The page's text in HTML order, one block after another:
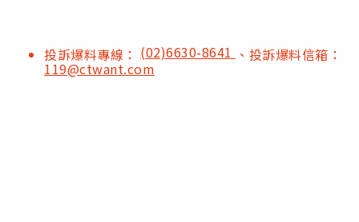
投訴爆料專線： (02)6630-8641 、投訴爆料信箱：
119@ctwant.com